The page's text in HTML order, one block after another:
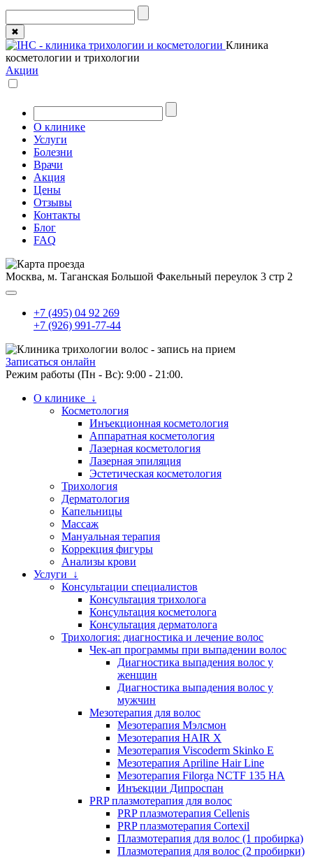
✖
Клиника
косметологии и трихологии
Акции
О клинике
Услуги
Болезни
Врачи
Акция
Цены
Отзывы
Контакты
Блог
FAQ
Москва, м. Таганская Большой Факельный переулок 3 стр 2
+7 (495) 04 92 269
+7 (926) 991-77-44
Записаться онлайн
Режим работы (Пн - Вс): 9:00 - 21:00.
О клинике ↓
Косметология
Инъекционная косметология
Аппаратная косметология
Лазерная косметология
Лазерная эпиляция
Эстетическая косметология
Трихология
Дерматология
Капельницы
Массаж
Мануальная терапия
Коррекция фигуры
Анализы крови
Услуги ↓
Консультации специалистов
Консультация трихолога
Консультация косметолога
Консультация дерматолога
Трихология: диагностика и лечение волос
Чек-ап программы при выпадении волос
Диагностика выпадения волос у
женщин
Диагностика выпадения волос у
мужчин
Мезотерапия для волос
Мезотерапия Мэлсмон
Мезотерапия HAIR X
Мезотерапия Viscoderm Skinko E
Мезотерапия Apriline Hair Line
Мезотерапия Filorga NCTF 135 HA
Инъекции Дипроспан
PRP плазмотерапия для волос
PRP плазмотерапия Cellenis
PRP плазмотерапия Cortexil
Плазмотерапия для волос (1 пробирка)
Плазмотерапия для волос (2 пробирки)